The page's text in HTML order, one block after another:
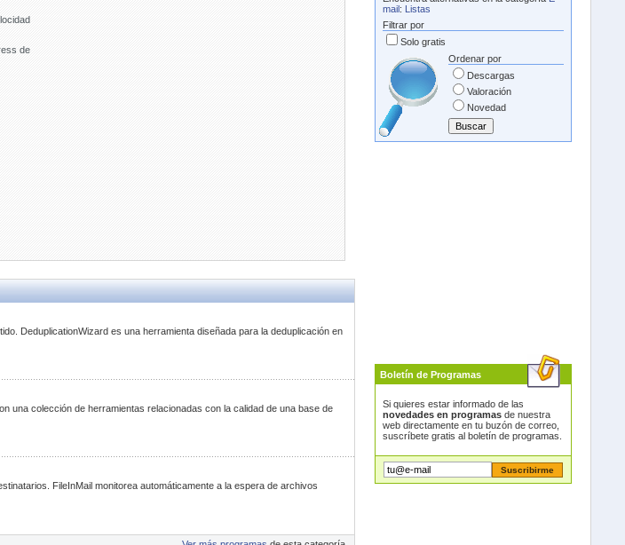
de
DeduplicationWizard es una herramienta diseñada para la deduplicación en
una colección de herramientas relacionadas con la calidad de una base de
FileInMail monitorea automáticamente a la espera de archivos
mail: Listas
Filtrar por
Solo gratis
Ordenar por
Descargas
Valoración
Novedad
Boletín de Programas
Si quieres estar informado de las
novedades en programasde nuestra
web directamente en tu buzón de correo,
suscríbete gratis al boletín de programas.